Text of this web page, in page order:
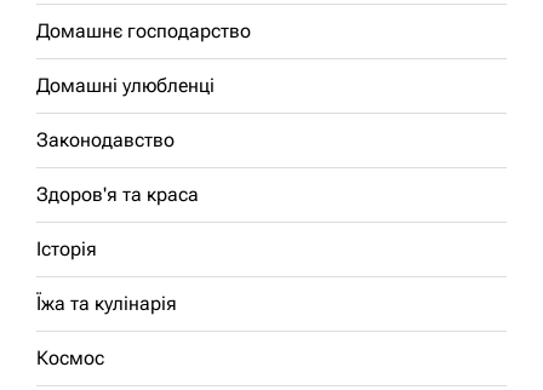
Домашнє господарство
Домашні улюбленці
Законодавство
Здоров'я та краса
Історія
Їжа та кулінарія
Космос